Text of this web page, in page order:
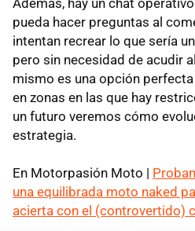
Además, hay un chat
pueda hacer preguntas al
intentan recrear lo que sería
pero sin necesidad de acudir
mismo es una opción
en zonas en las que hay
un futuro veremos cómo
estrategia.
En Motorpasión Moto |
una equilibrada moto naked
acierta con el (controvertido)